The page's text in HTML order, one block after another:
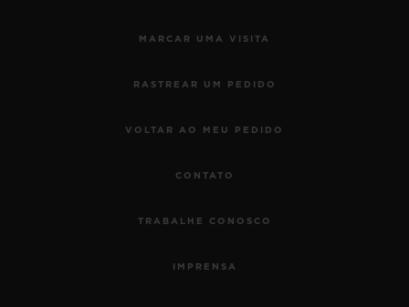
MARCAR UMA VISITA
RASTREAR UM PEDIDO
VOLTAR AO MEU PEDIDO
CONTATO
TRABALHE CONOSCO
IMPRENSA